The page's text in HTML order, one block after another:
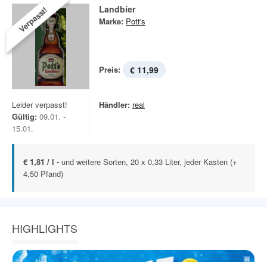
Verpasst! Landbier
Marke: Pott's
Preis: € 11,99
Leider verpasst!
Gültig: 09.01. -
15.01.
Händler: real
€ 1,81 / l - und weitere Sorten, 20 x 0,33 Liter, jeder Kasten (+
4,50 Pfand)
HIGHLIGHTS